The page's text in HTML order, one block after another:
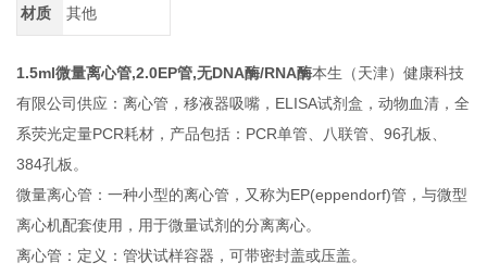
材质 其他
1.5ml微量离心管,2.0EP管,无DNA酶/RNA酶本生（天津）健康科技
有限公司供应：离心管，移液器吸嘴，ELISA试剂盒，动物血清，全
系荧光定量PCR耗材，产品包括：PCR单管、八联管、96孔板、
384孔板。
微量离心管：一种小型的离心管，又称为EP(eppendorf)管，与微型
离心机配套使用，用于微量试剂的分离离心。
离心管：定义：管状试样容器，可带密封盖或压盖。